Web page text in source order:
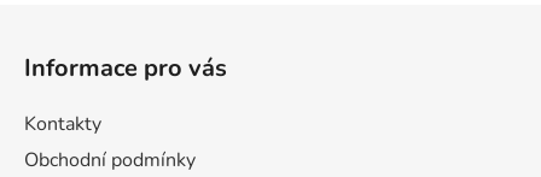
Informace pro vás
Kontakty
Obchodní podmínky